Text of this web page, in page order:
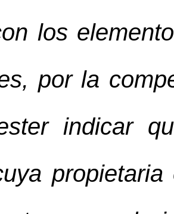
los
por la
indicar